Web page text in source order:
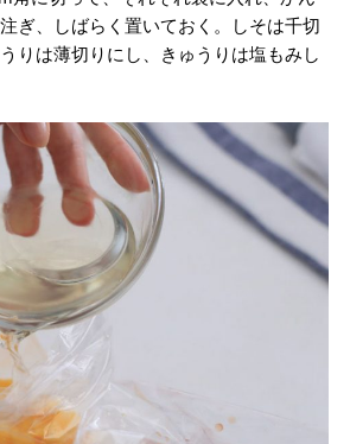
ぎ、しばらく置いておく。しそは千切
りは薄切りにし、きゅうりは塩もみし